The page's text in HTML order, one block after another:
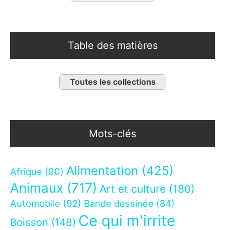
Table des matières
Toutes les collections
Mots-clés
Afrique (90) Alimentation (425)
Animaux (717) Art et culture (180)
Automobile (92) Bande dessinée (84)
Boisson (148) Ce qui m'irrite